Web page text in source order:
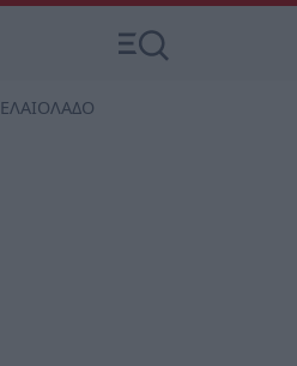
ΕΛΑΙΟΛΑΔΟ